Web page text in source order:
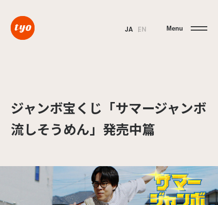
JA EN Menu
ジャンボ宝くじ「サマージャンボ
流しそうめん」発売中篇